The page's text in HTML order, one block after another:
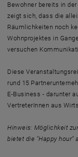
Bewohner bereits in
zeigt sich, dass die
Räumlichkeiten noch
Wohnprojektes in
versuchen
Diese
rund 15
E-Business - darunter
VertreterInnen aus
Hinweis: Möglichkeit
bietet die "Happy hour"